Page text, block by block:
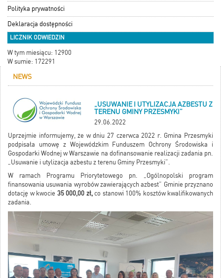
Polityka prywatności
Deklaracja dostępności
LICZNIK ODWIEDZIN
W tym miesiącu: 12900
W sumie: 172291
NEWS
„USUWANIE I UTYLIZACJA AZBESTU Z
TERENU GMINY PRZESMYKI”
29.06.2022
Uprzejmie informujemy, że w dniu 27 czerwca 2022 r. Gmina Przesmyki
podpisała umowę z Wojewódzkim Funduszem Ochrony Środowiska i
Gospodarki Wodnej w Warszawie na dofinansowanie realizacji zadania pn.
„Usuwanie i utylizacja azbestu z terenu Gminy Przesmyki”.
W ramach Programu Priorytetowego pn. „Ogólnopolski program
finansowania usuwania wyrobów zawierających azbest” Gminie przyznano
dotację w kwocie 35 000,00 zł,co stanowi 100% kosztów kwalifikowanych
zadania.